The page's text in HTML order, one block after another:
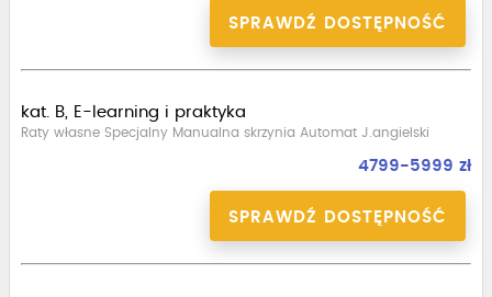
SPRAWDŹ DOSTĘPNOŚĆ
kat. B, E-learning i praktyka
Raty własne Specjalny Manualna skrzynia Automat J.angielski
4799-5999 zł
SPRAWDŹ DOSTĘPNOŚĆ